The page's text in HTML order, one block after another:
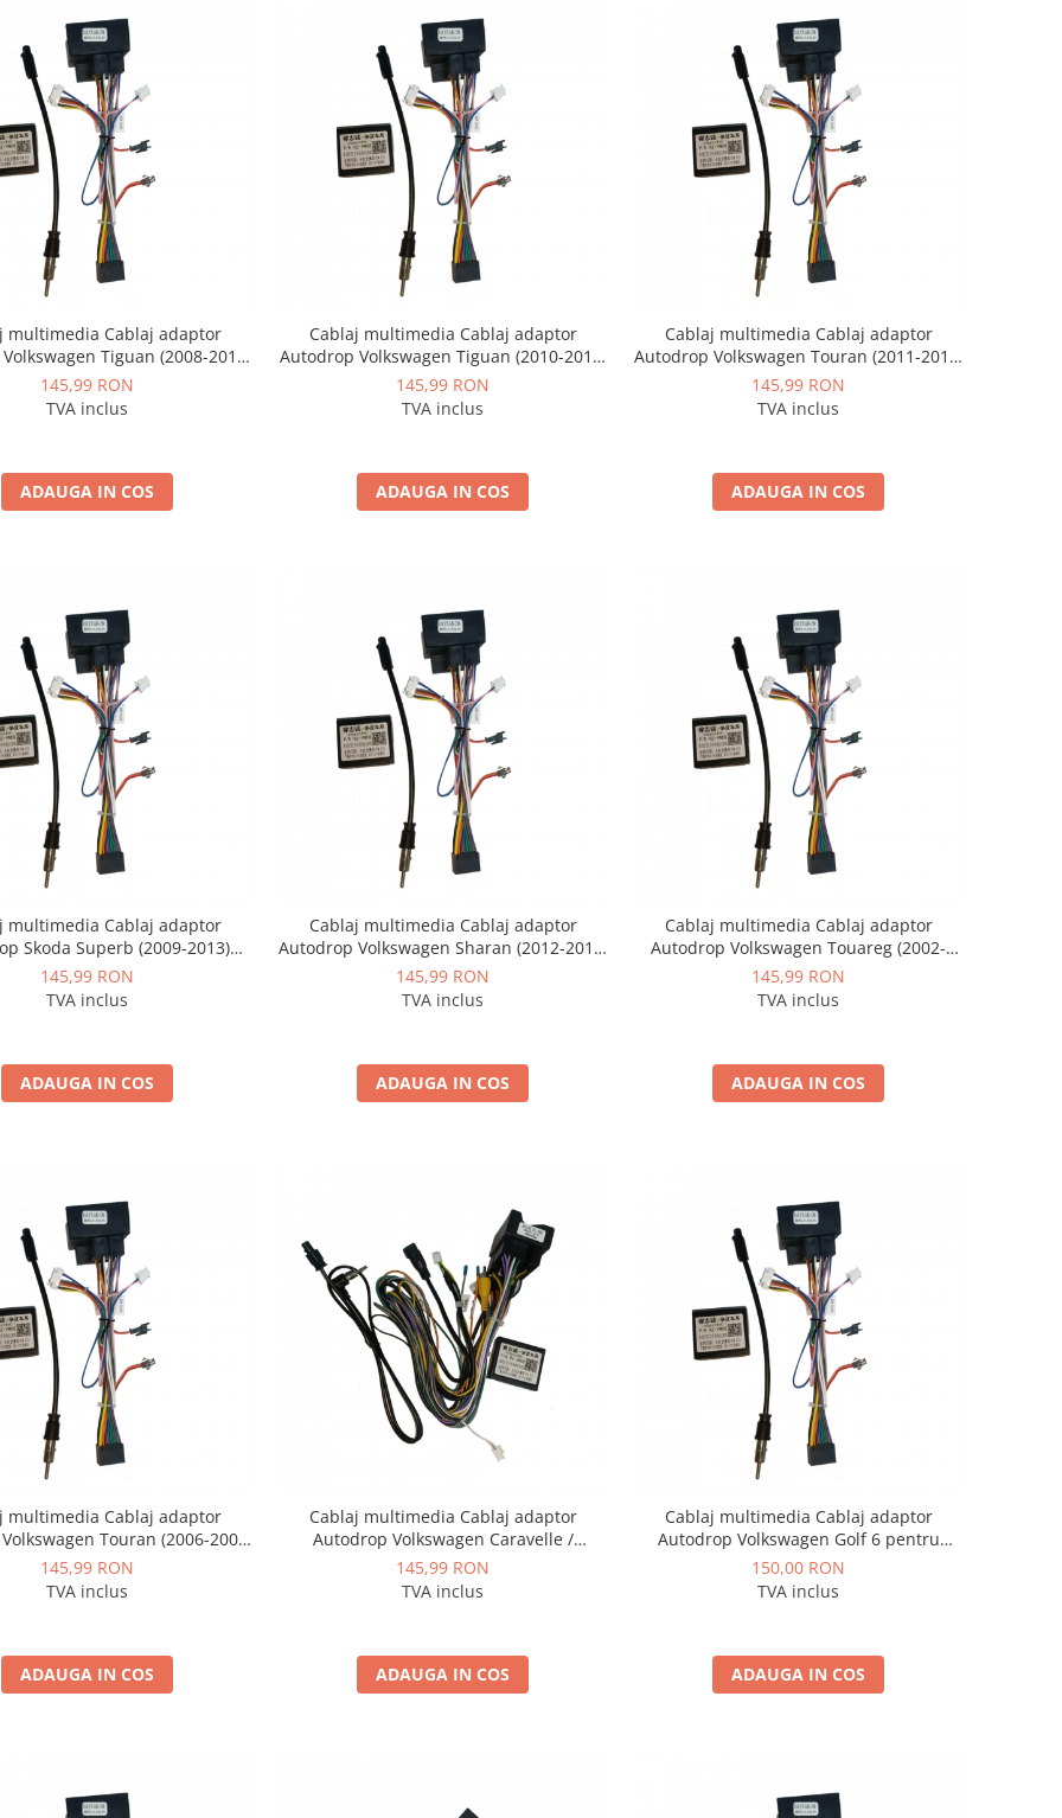
multimedia Cablaj adaptor
Tiguan (2008-2010)
Navigații multimedia Android
145,99 RON
TVA inclus
ADAUGA IN COS
Cablaj multimedia Cablaj adaptor
Autodrop Volkswagen Tiguan (2010-2015)
pentru Navigații multimedia Android
145,99 RON
TVA inclus
ADAUGA IN COS
Cablaj multimedia Cablaj adaptor
Autodrop Volkswagen Touran (2011-2015)
pentru Navigații multimedia Android
145,99 RON
TVA inclus
ADAUGA IN COS
multimedia Cablaj adaptor
Skoda Superb (2009-2013)
Navigații multimedia Android
145,99 RON
TVA inclus
ADAUGA IN COS
Cablaj multimedia Cablaj adaptor
Autodrop Volkswagen Sharan (2012-2018)
pentru Navigații multimedia Android
145,99 RON
TVA inclus
ADAUGA IN COS
Cablaj multimedia Cablaj adaptor
Autodrop Volkswagen Touareg (2002-
2010) pentru Navigații multimedia
Android
145,99 RON
TVA inclus
ADAUGA IN COS
multimedia Cablaj adaptor
Touran (2006-2008)
Navigații multimedia Android
145,99 RON
TVA inclus
ADAUGA IN COS
Cablaj multimedia Cablaj adaptor
Autodrop Volkswagen Caravelle /
Multivan T6 (2015-2019) pentru Navigații
multimedia Android
145,99 RON
TVA inclus
ADAUGA IN COS
Cablaj multimedia Cablaj adaptor
Autodrop Volkswagen Golf 6 pentru
Navigatii multimedia Android
150,00 RON
TVA inclus
ADAUGA IN COS